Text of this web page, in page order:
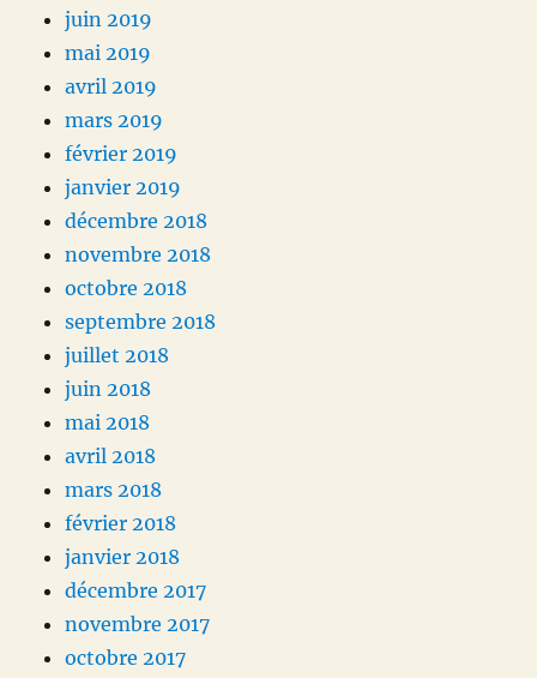
juin 2019
mai 2019
avril 2019
mars 2019
février 2019
janvier 2019
décembre 2018
novembre 2018
octobre 2018
septembre 2018
juillet 2018
juin 2018
mai 2018
avril 2018
mars 2018
février 2018
janvier 2018
décembre 2017
novembre 2017
octobre 2017